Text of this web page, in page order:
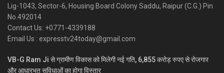
Lig-1043, Sector-6, Housing Board Colony Saddu, Raipur (C.G.) Pin
No.492014
Contact Us: +0771-4339188
Email Us : expresstv24today@gmail.com
VB-G Ram Ji से ग्रामीण विकास को मिलेगी नई गति, 6,855 करोड़ रुपए से रोजगार
और आधारभूत सुविधाओं का होगा विस्तार